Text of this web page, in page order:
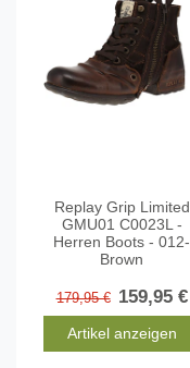
Replay Grip Limited
GMU01 C0023L -
Herren Boots - 012-
Brown
179,95 € 159,95 €
Artikel anzeigen